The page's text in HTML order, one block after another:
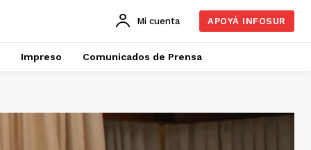
Mi cuenta APOYÁ INFOSUR
Impreso Comunicados de Prensa